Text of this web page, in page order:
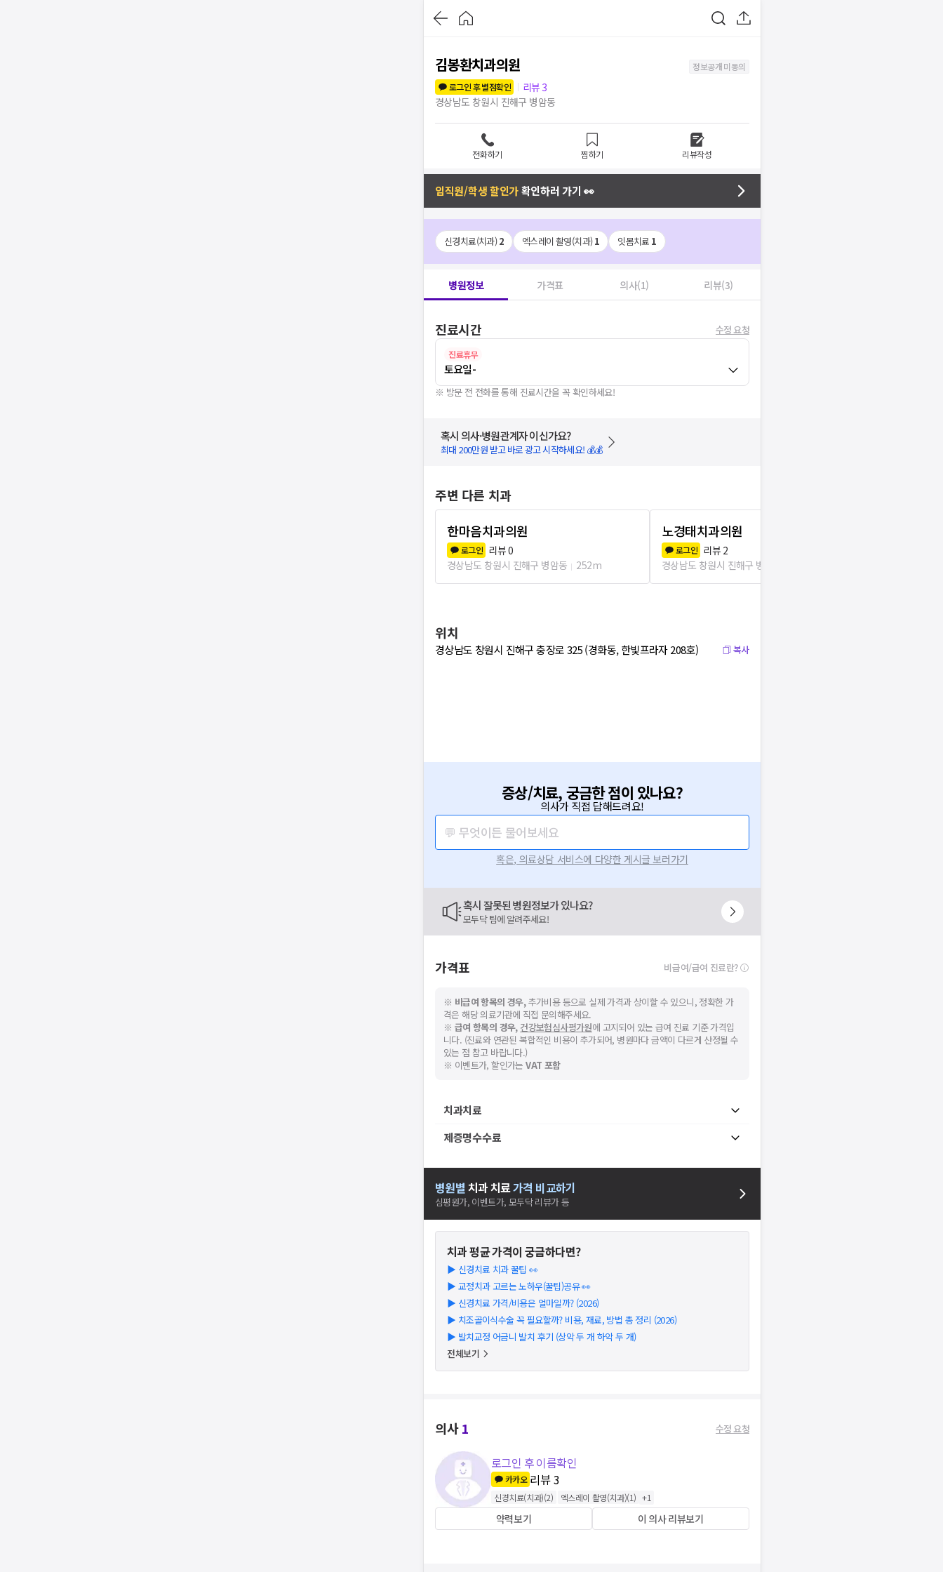
김봉환치과의원
정보공개 미동의
로그인 후 별점확인
리뷰 3
경상남도 창원시 진해구 병암동
전화하기 찜하기 리뷰작성
임직원/학생 할인가확인하러 가기 👀
신경치료(치과)2 엑스레이 촬영(치과)1 잇몸치료 1
병원정보 가격표 의사(1) 리뷰(3)
진료시간 수정 요청
진료휴무
토요일-
※ 방문 전 전화를 통해 진료시간을 꼭 확인하세요!
혹시 의사·병원관계자 이신가요?
최대 200만원 받고 바로 광고 시작하세요! 💰💰
주변 다른 치과
한마음치과의원
로그인 리뷰0
경상남도 창원시 진해구 병암동
252m
노경태치과의원
로그인 리뷰 2
경상남도 창원시 진해구 병암동
위치
경상남도 창원시 진해구 충장로 325 (경화동, 한빛프라자 208호) 복사
증상/치료, 궁금한 점이 있나요?
의사가 직접 답해드려요!
💬 무엇이든 물어보세요
혹은, 의료상담 서비스에 다양한 게시글 보러가기
혹시 잘못된 병원정보가 있나요?
모두닥 팀에 알려주세요!
가격표 비급여/급여 진료란?
※ 비급여 항목의 경우,추가비용 등으로 실제 가격과 상이할 수 있으니, 정확한 가
격은 해당 의료기관에 직접 문의해주세요.
※ 급여 항목의 경우, 건강보험심사평가원에 고지되어 있는 급여 진료 기준 가격입
니다. (진료와 연관된 복합적인 비용이 추가되어, 병원마다 금액이 다르게 산정될 수
있는 점 참고 바랍니다.)
※ 이벤트가, 할인가는VAT 포함
치과치료
제증명수수료
병원별 치과치료가격 비교하기
심평원가, 이벤트가, 모두닥 리뷰가 등
치과평균 가격이 궁금하다면?
▶ 신경치료 치과 꿀팁 👀
▶ 교정치과 고르는 노하우(꿀팁)공유 👀
▶ 신경치료 가격/비용은 얼마일까? (2026)
▶ 치조골이식수술 꼭 필요할까? 비용, 재료, 방법 총 정리 (2026)
▶ 발치교정 어금니 발치 후기 (상악 두 개 하악 두 개)
전체보기
의사1 수정 요청
로그인 후 이름확인
카카오 리뷰3
신경치료(치과)(2) 엑스레이 촬영(치과)(1) +1
약력보기 이 의사 리뷰보기